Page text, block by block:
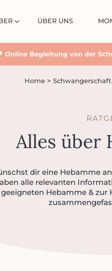
ÜBER UNS
Online Begleitung von der
Home> Schwanger­schaft
Alles über
dir eine Hebamme
alle relevanten
geeigneten Hebamme &